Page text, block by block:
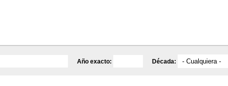
Año exacto: Década: